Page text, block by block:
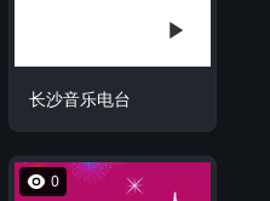
长沙音乐电台
0